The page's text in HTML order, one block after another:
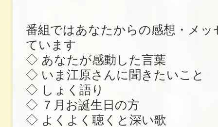
番組ではあなたからの感想・メッ
ています
◇ あなたが感動した言葉
◇ いま江原さんに聞きたいこと
◇ しょく語り
◇ ７月お誕生日の方
◇ よくよく聴くと深い歌